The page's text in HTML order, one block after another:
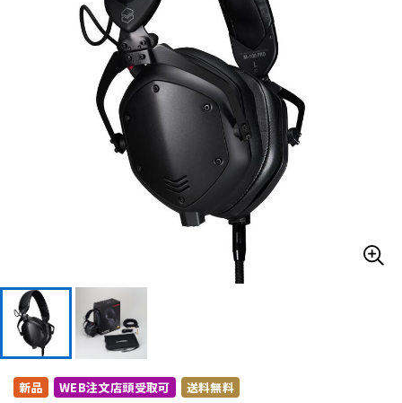
ドラム パーカッション
キーボード 電子ピアノ
その他楽器
DJ機器
新品 WEB注文店頭受取可 送料無料